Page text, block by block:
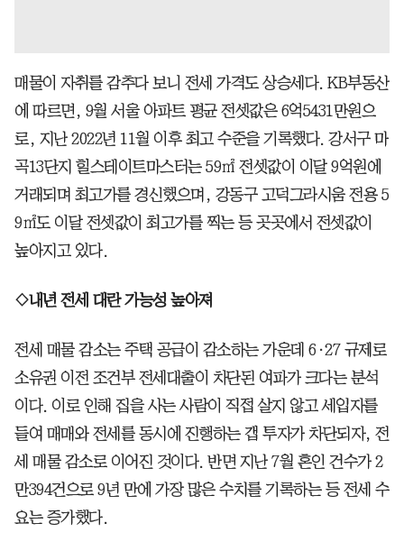
매물이 자취를 감추다 보니 전세 가격도 상승세다. KB부동산
에 따르면, 9월 서울 아파트 평균 전셋값은 6억5431만원으
로, 지난 2022년 11월 이후 최고 수준을 기록했다. 강서구 마
곡13단지 힐스테이트마스터는 59㎡ 전셋값이 이달 9억원에
거래되며 최고가를 경신했으며, 강동구 고덕그라시움 전용 5
9㎡도 이달 전셋값이 최고가를 찍는 등 곳곳에서 전셋값이
높아지고 있다.
◇내년 전세 대란 가능성 높아져
전세 매물 감소는 주택 공급이 감소하는 가운데 6·27 규제로
소유권 이전 조건부 전세대출이 차단된 여파가 크다는 분석
이다. 이로 인해 집을 사는 사람이 직접 살지 않고 세입자를
들여 매매와 전세를 동시에 진행하는 갭 투자가 차단되자, 전
세 매물 감소로 이어진 것이다. 반면 지난 7월 혼인 건수가 2
만394건으로 9년 만에 가장 많은 수치를 기록하는 등 전세 수
요는 증가했다.